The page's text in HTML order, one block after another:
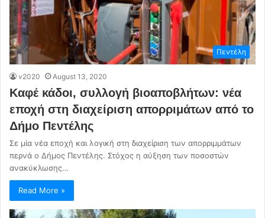
Πεντέλη
v2020 August 13, 2020
Καφέ κάδοι, συλλογή βιοαποβλήτων: νέα
εποχή στη διαχείριση απορριμάτων από το
Δήμο Πεντέλης
Σε μία νέα εποχή και λογική στη διαχείριση των απορριμμάτων
περνά ο Δήμος Πεντέλης. Στόχος η αύξηση των ποσοστών
ανακύκλωσης…
Read More »